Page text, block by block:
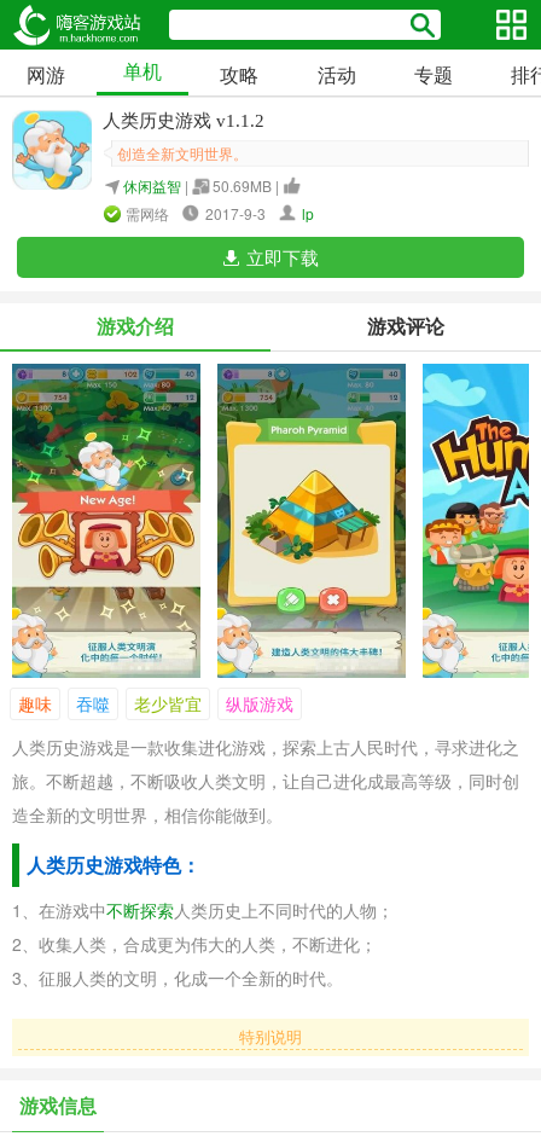
网游 单机 攻略 活动 专题 排
人类历史游戏 v1.1.2
创造全新文明世界。
休闲益智 |
50.69MB |
需网络
2017-9-3 lp
立即下载
游戏介绍 游戏评论
趣味 吞噬 老少皆宜
纵版游戏
人类历史游戏是一款收集进化游戏，探索上古人民时代，寻求进化之
旅。不断超越，不断吸收人类文明，让自己进化成最高等级，同时创
造全新的文明世界，相信你能做到。
人类历史游戏特色：
1、在游戏中不断探索人类历史上不同时代的人物；
2、收集人类，合成更为伟大的人类，不断进化；
3、征服人类的文明，化成一个全新的时代。
特别说明
游戏信息